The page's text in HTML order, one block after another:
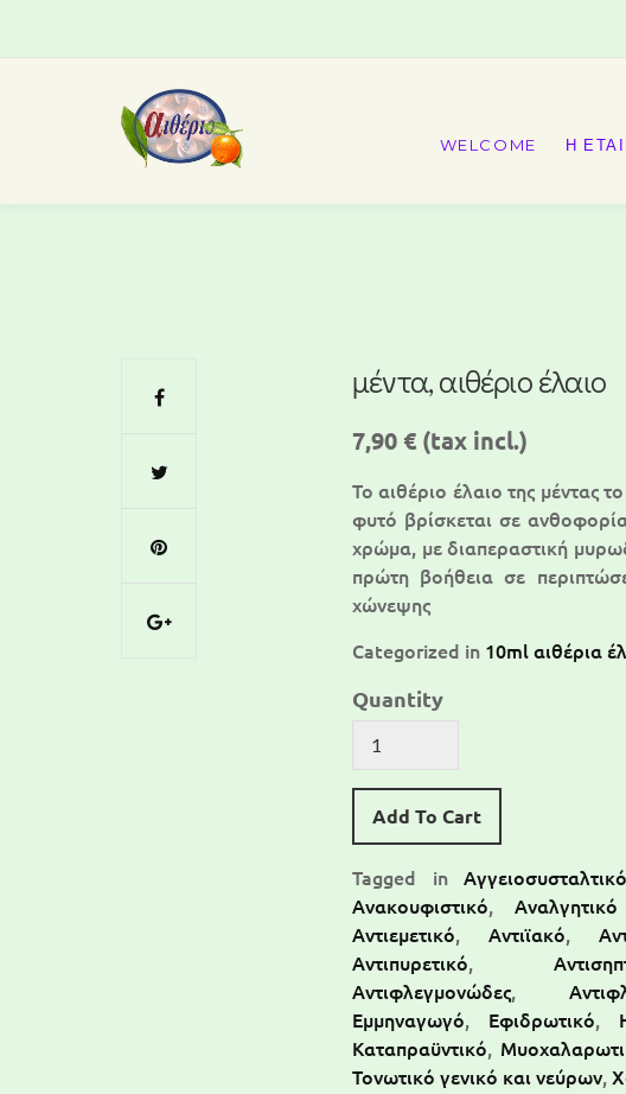
WELCOME Η
μέντα, αιθέριο έλαιο
7,90 € (tax incl.)
Το αιθέριο έλαιο της μέντας
φυτό βρίσκεται σε
χρώμα, με διαπεραστική
πρώτη βοήθεια σε
χώνεψης
Categorized in 10ml αιθέρια
Quantity
Add To Cart
Tagged inΑγγειοσυσταλτικό
Ανακουφιστικό,
Αντιεμετικό,Αντιϊακό,
Αντιπυρετικό,
Αντιφλεγμονώδες,
Εμμηναγωγό, Εφιδρωτικό,
Καταπραϋντικό,
Τονωτικό γενικό και νεύρων,